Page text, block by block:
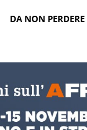
DA NON PERDERE